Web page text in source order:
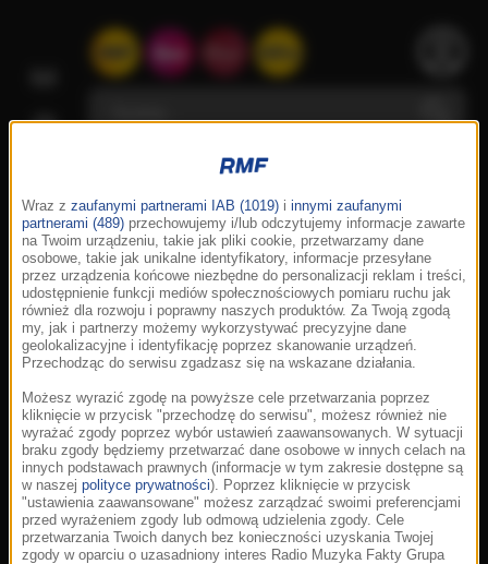
Wraz z zaufanymi partnerami IAB (1019) i innymi zaufanymi
partnerami (489) przechowujemy i/lub odczytujemy informacje zawarte
na Twoim urządzeniu, takie jak pliki cookie, przetwarzamy dane
osobowe, takie jak unikalne identyfikatory, informacje przesyłane
przez urządzenia końcowe niezbędne do personalizacji reklam i treści,
udostępnienie funkcji mediów społecznościowych pomiaru ruchu jak
również dla rozwoju i poprawny naszych produktów. Za Twoją zgodą
my, jak i partnerzy możemy wykorzystywać precyzyjne dane
geolokalizacyjne i identyfikację poprzez skanowanie urządzeń.
Przechodząc do serwisu zgadzasz się na wskazane działania.
Możesz wyrazić zgodę na powyższe cele przetwarzania poprzez
kliknięcie w przycisk "przechodzę do serwisu", możesz również nie
wyrażać zgody poprzez wybór ustawień zaawansowanych. W sytuacji
braku zgody będziemy przetwarzać dane osobowe w innych celach na
innych podstawach prawnych (informacje w tym zakresie dostępne są
w naszej polityce prywatności). Poprzez kliknięcie w przycisk
"ustawienia zaawansowane" możesz zarządzać swoimi preferencjami
przed wyrażeniem zgody lub odmową udzielenia zgody. Cele
przetwarzania Twoich danych bez konieczności uzyskania Twojej
zgody w oparciu o uzasadniony interes Radio Muzyka Fakty Grupa